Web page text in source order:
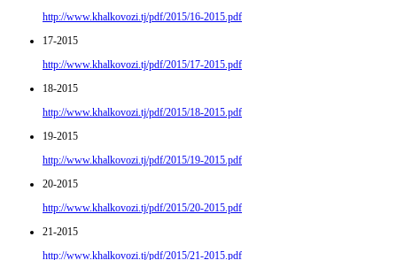
http://www.khalkovozi.tj/pdf/2015/16-2015.pdf
17-2015
http://www.khalkovozi.tj/pdf/2015/17-2015.pdf
18-2015
http://www.khalkovozi.tj/pdf/2015/18-2015.pdf
19-2015
http://www.khalkovozi.tj/pdf/2015/19-2015.pdf
20-2015
http://www.khalkovozi.tj/pdf/2015/20-2015.pdf
21-2015
http://www.khalkovozi.tj/pdf/2015/21-2015.pdf